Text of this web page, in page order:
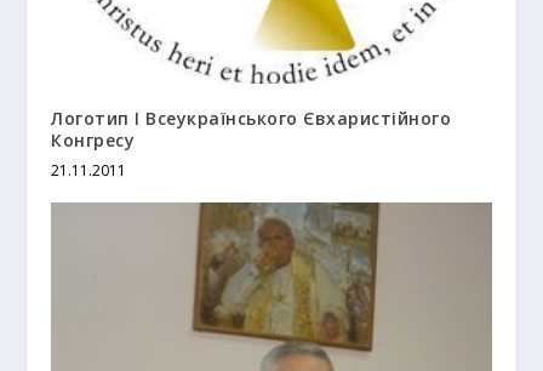
Логотип І Всеукраїнського Євхаристійного
Конгресу
21.11.2011